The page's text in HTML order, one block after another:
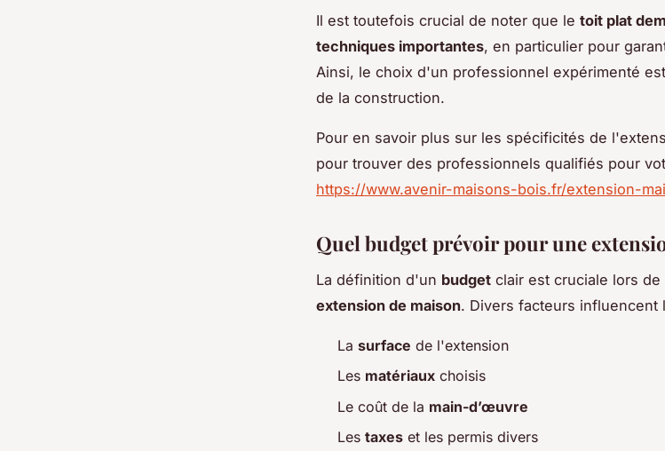
Il est toutefois crucial de noter que le toit plat
techniques importantes, en particulier pour
Ainsi, le choix d'un professionnel expérimenté
de la construction.
Pour en savoir plus sur les spécificités de
pour trouver des professionnels qualifiés pour
https://www.avenir-maisons-bois.fr/extension-
Quel budget prévoir pour une
La définition d'un budget clair est cruciale lors
extension de maison. Divers facteurs
La surface de l'extension
Les matériaux choisis
Le coût de la main-d’œuvre
Les taxes et les permis divers